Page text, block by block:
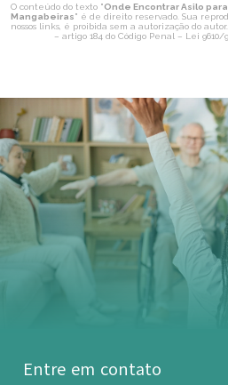
O conteúdo do texto "Onde Encontrar Asilo
Mangabeiras" é de direito reservado. Sua
nossos links, é proibida sem a autorização do
– artigo 184 do Código Penal – Lei 9610/
Entre em contato